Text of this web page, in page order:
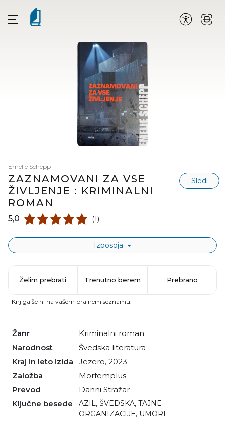
Emelie Schepp
ZAZNAMOVANI ZA VSE
ŽIVLJENJE : KRIMINALNI
ROMAN
Sledi
5,0 (1)
Izposoja
Žanr
kriminalni roman
Narodnost
švedska literatura
Kraj in leto izida
Jezero, 2023
Založba
Morfemplus
Prevod
Danni Stražar
Ključne besede
AZIL, ŠVEDSKA, TAJNE
ORGANIZACIJE, UMORI
Želim prebrati Trenutno berem Prebrano
Knjiga še ni na vašem bralnem seznamu.